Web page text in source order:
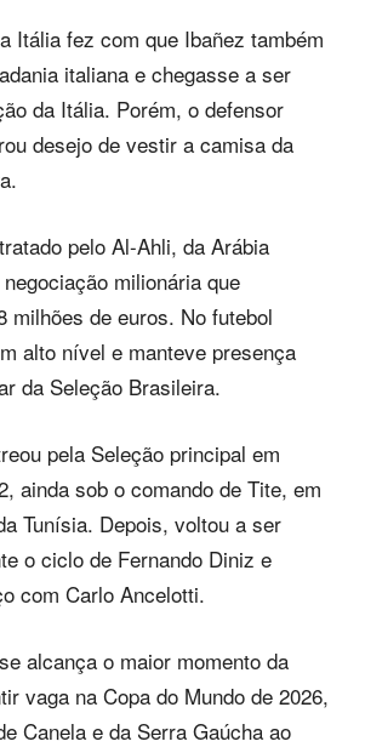
Itália fez com que Ibañez também
italiana e chegasse a ser
da Itália. Porém, o defensor
desejo de vestir a camisa da
pelo Al-Ahli, da Arábia
milionária que
milhões de euros. No futebol
alto nível e manteve presença
da Seleção Brasileira.
pela Seleção principal em
ainda sob o comando de Tite, em
Tunísia. Depois, voltou a ser
o ciclo de Fernando Diniz e
com Carlo Ancelotti.
alcança o maior momento da
vaga na Copa do Mundo de 2026,
Canela e da Serra Gaúcha ao